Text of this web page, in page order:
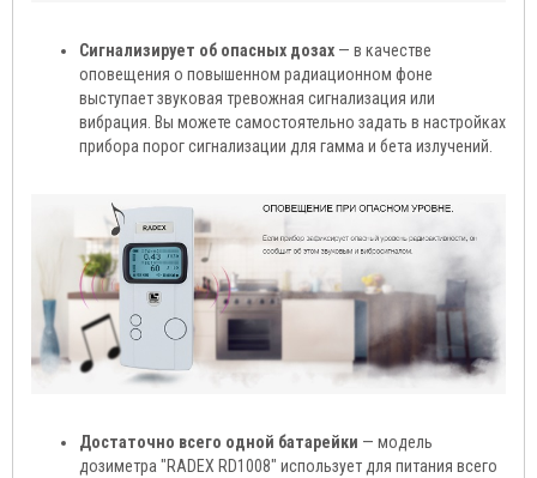
Сигнализирует об опасных дозах — в качестве
оповещения о повышенном радиационном фоне
выступает звуковая тревожная сигнализация или
вибрация. Вы можете самостоятельно задать в настройках
прибора порог сигнализации для гамма и бета излучений.
Достаточно всего одной батарейки — модель
дозиметра "RADEX RD1008" использует для питания всего